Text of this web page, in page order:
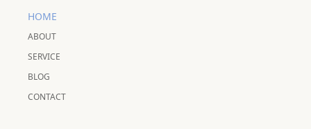
HOME
ABOUT
SERVICE
BLOG
CONTACT